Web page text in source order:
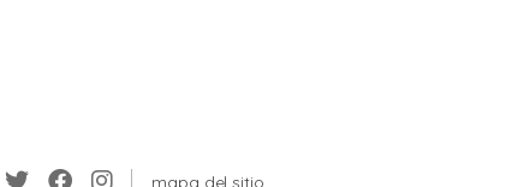
mapa del sitio